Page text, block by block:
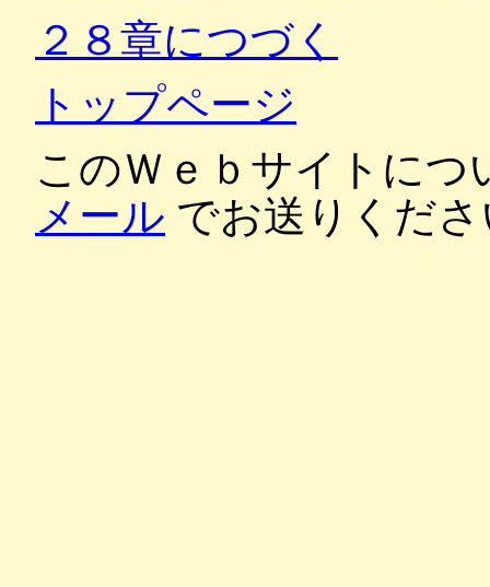
２８章につづく
トップページ
このＷｅｂサイトにつ
メール でお送りくだ